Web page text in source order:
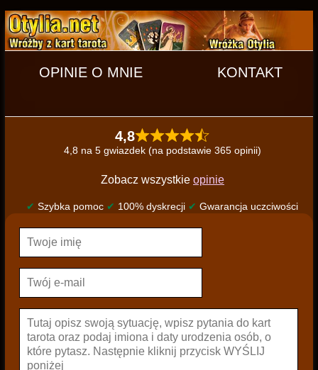
OPINIE O MNIE KONTAKT
4,8
4,8 na 5 gwiazdek (na podstawie 365 opinii)
Zobacz wszystkie opinie
✔ Szybka pomoc ✔ 100% dyskrecji ✔ Gwarancja uczciwości